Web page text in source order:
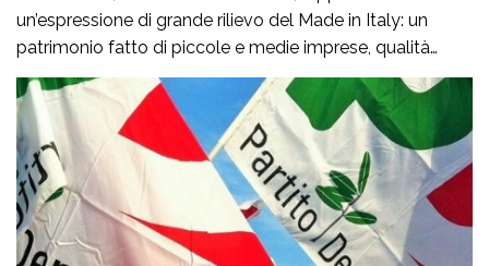
un’espressione di grande rilievo del Made in Italy: un
patrimonio fatto di piccole e medie imprese, qualità
artigiane, saperi produttivi, creatività e competenze
capaci di tradurre l’identità dei territori in valore
riconosciuto in Italia e all’estero”. Lo afferma
l’europarlamentare Giusi Princi, intervenuta all’incontro di
presentazione del libro “Realtà […]